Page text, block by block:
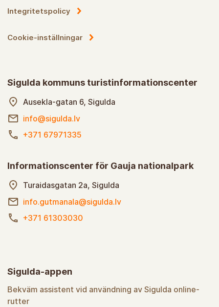
Integritetspolicy
Cookie-inställningar
Sigulda kommuns turistinformationscenter
Ausekla-gatan 6, Sigulda
info@sigulda.lv
+371 67971335
Informationscenter för Gauja nationalpark
Turaidasgatan 2a, Sigulda
info.gutmanala@sigulda.lv
+371 61303030
Sigulda-appen
Bekväm assistent vid användning av Sigulda online-
rutter